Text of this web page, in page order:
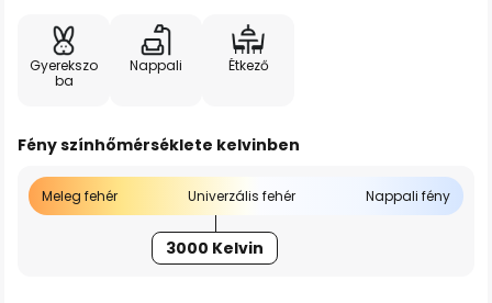
Gyerekszo
ba
Nappali Étkező
Fény színhőmérséklete kelvinben
Meleg fehér Univerzális fehér Nappali fény
3000 Kelvin